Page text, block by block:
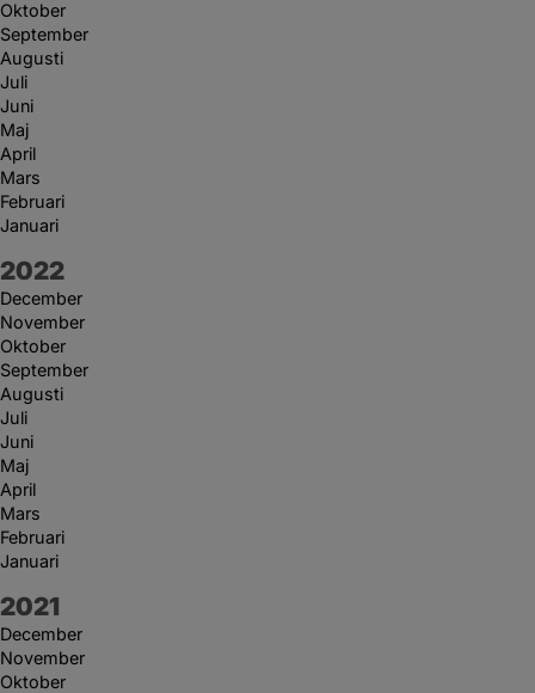
Oktober
September
Augusti
Juli
Juni
Maj
April
Mars
Februari
Januari
År:
2022
December
November
Oktober
September
Augusti
Juli
Juni
Maj
April
Mars
Februari
Januari
År:
2021
December
November
Oktober